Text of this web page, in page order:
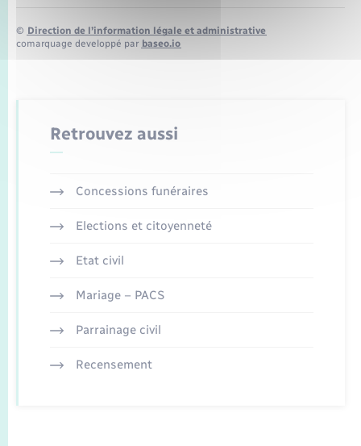
© Direction de l’information légale et administrative
comarquage developpé par baseo.io
Retrouvez aussi
Concessions funéraires
Elections et citoyenneté
Etat civil
Mariage – PACS
Parrainage civil
Recensement